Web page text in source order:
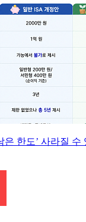
은 한도’ 사라질